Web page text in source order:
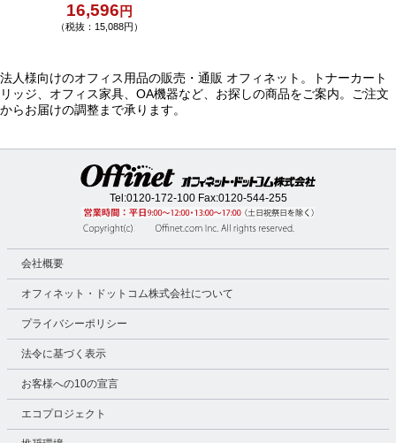
16,596 円
（税抜：15,088円）
法人様向けのオフィス用品の販売・通販 オフィネット。トナーカート
リッジ、オフィス家具、OA機器など、お探しの商品をご案内。ご注文
からお届けの調整まで承ります。
Tel:0120-172-100Fax:0120-544-255
会社概要
オフィネット・ドットコム株式会社について
プライバシーポリシー
法令に基づく表示
お客様への10の宣言
エコプロジェクト